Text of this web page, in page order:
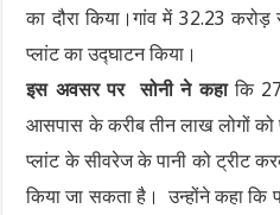
का दौरा किया।गांव में 32.23
प्लांट का उद्घाटन किया।
इस अवसर पर सोनी ने कहाकि
आसपास के करीब तीन लाख लोगों को
प्लांट के सीवरेज के पानी को ट्रीट
किया जा सकता है। उन्होंने कहा कि